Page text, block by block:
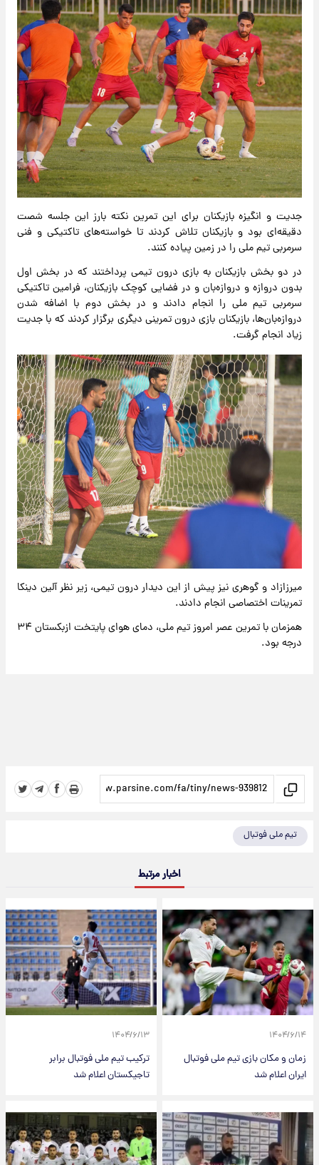
جدیت و انگیزه بازیکنان برای این تمرین نکته بارز این جلسه شصت
دقیقه‌ای بود و بازیکنان تلاش کردند تا خواسته‌های تاکتیکی و فنی
سرمربی تیم ملی را در زمین پیاده کنند.
در دو بخش بازیکنان به بازی درون تیمی پرداختند که در بخش اول
بدون دروازه و دروازه‌بان و در فضایی کوچک بازیکنان، فرامین تاکتیکی
سرمربی تیم ملی را انجام دادند و در بخش دوم با اضافه شدن
دروازه‌بان‌ها، بازیکنان بازی درون تمرینی دیگری برگزار کردند که با جدیت
زیاد انجام گرفت.
میرزازاد و گوهری نیز پیش از این دیدار درون تیمی، زیر نظر آلین دینکا
تمرینات اختصاصی انجام دادند.
همزمان با تمرین عصر امروز تیم ملی، دمای هوای پایتخت ازبکستان ۳۴
درجه بود.
تیم ملی فوتبال
اخبار مرتبط
۱۴۰۴/۶/۱۴
زمان و مکان بازی تیم ملی فوتبال
ایران اعلام شد
۱۴۰۴/۶/۱۳
ترکیب تیم ملی فوتبال برابر
تاجیکستان اعلام شد